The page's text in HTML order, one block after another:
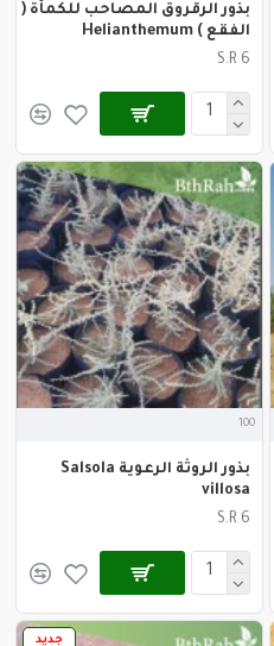
بذور الرقروق المصاحب للكمأة (
الفقع ) Helianthemum
S.R 6
100
بذور الروثة الرعوية Salsola
villosa
S.R 6
جديد